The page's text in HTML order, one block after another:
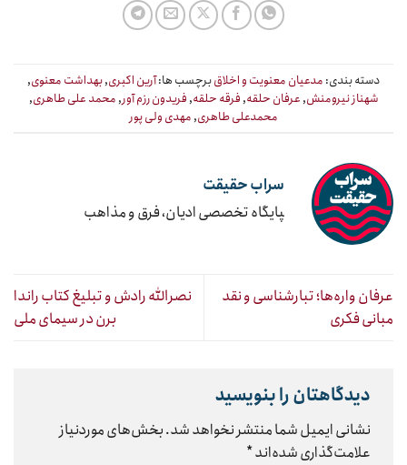
دسته بندی: مدعیان معنویت و اخلاقبرچسب ها:آرین اکبری,بهداشت معنوی,
شهناز نیرومنش, عرفان حلقه, فرقه حلقه, فریدون رزم آور, محمد علی طاهری,
محمدعلی طاهری, مهدی ولی پور
سراب حقیقت
‍پایگاه تخصصی ادیان، فرق و مذاهب
عرفان واره‌ها؛ تبارشناسی و نقد
مبانی فکری
نصرالله رادش و تبلیغ کتاب راندا
برن در سیمای ملی
دیدگاهتان را بنویسید
نشانی ایمیل شما منتشر نخواهد شد.بخش‌های موردنیاز
علامت‌گذاری شده‌اند*